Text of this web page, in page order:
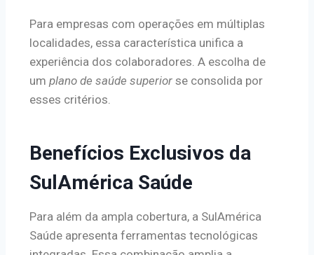
Para empresas com operações em múltiplas
localidades, essa característica unifica a
experiência dos colaboradores. A escolha de
um plano de saúde superior se consolida por
esses critérios.
Benefícios Exclusivos da
SulAmérica Saúde
Para além da ampla cobertura, a SulAmérica
Saúde apresenta ferramentas tecnológicas